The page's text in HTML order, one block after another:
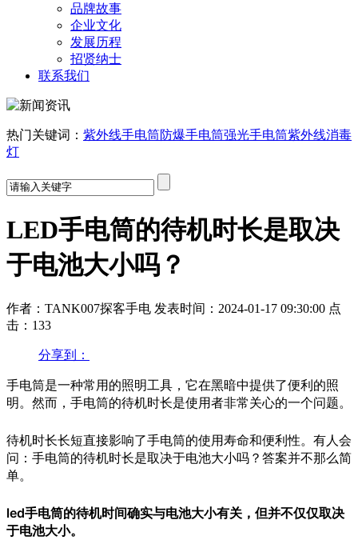
品牌故事
企业文化
发展历程
招贤纳士
联系我们
热门关键词： 紫外线手电筒防爆手电筒强光手电筒紫外线消毒
灯
LED手电筒的待机时长是取决
于电池大小吗？
作者：TANK007探客手电 发表时间：2024-01-17 09:30:00 点
击：133
分享到：
手电筒是一种常用的照明工具，它在黑暗中提供了便利的照
明。然而，手电筒的待机时长是使用者非常关心的一个问题。
待机时长长短直接影响了手电筒的使用寿命和便利性。有人会
问：手电筒的待机时长是取决于电池大小吗？答案并不那么简
单。
led手电筒的待机时间确实与电池大小有关，但并不仅仅取决
于电池大小。